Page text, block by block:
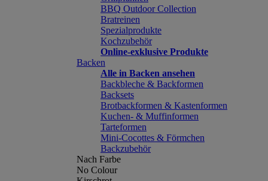
BBQ Outdoor Collection
Bratreinen
Spezialprodukte
Kochzubehör
Online-exklusive Produkte
Backen
Alle in Backen ansehen
Backbleche & Backformen
Backsets
Brotbackformen & Kastenformen
Kuchen- & Muffinformen
Tarteformen
Mini-Cocottes & Förmchen
Backzubehör
Nach Farbe
No Colour